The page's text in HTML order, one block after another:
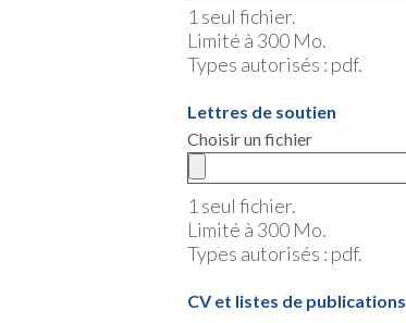
1 seul fichier.
Limité à 300 Mo.
Types autorisés : pdf.
Lettres de soutien
Choisir un fichier
1 seul fichier.
Limité à 300 Mo.
Types autorisés : pdf.
CV et listes de publications